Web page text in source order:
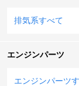
排気系すべて
エンジンパーツ
エンジンパーツ